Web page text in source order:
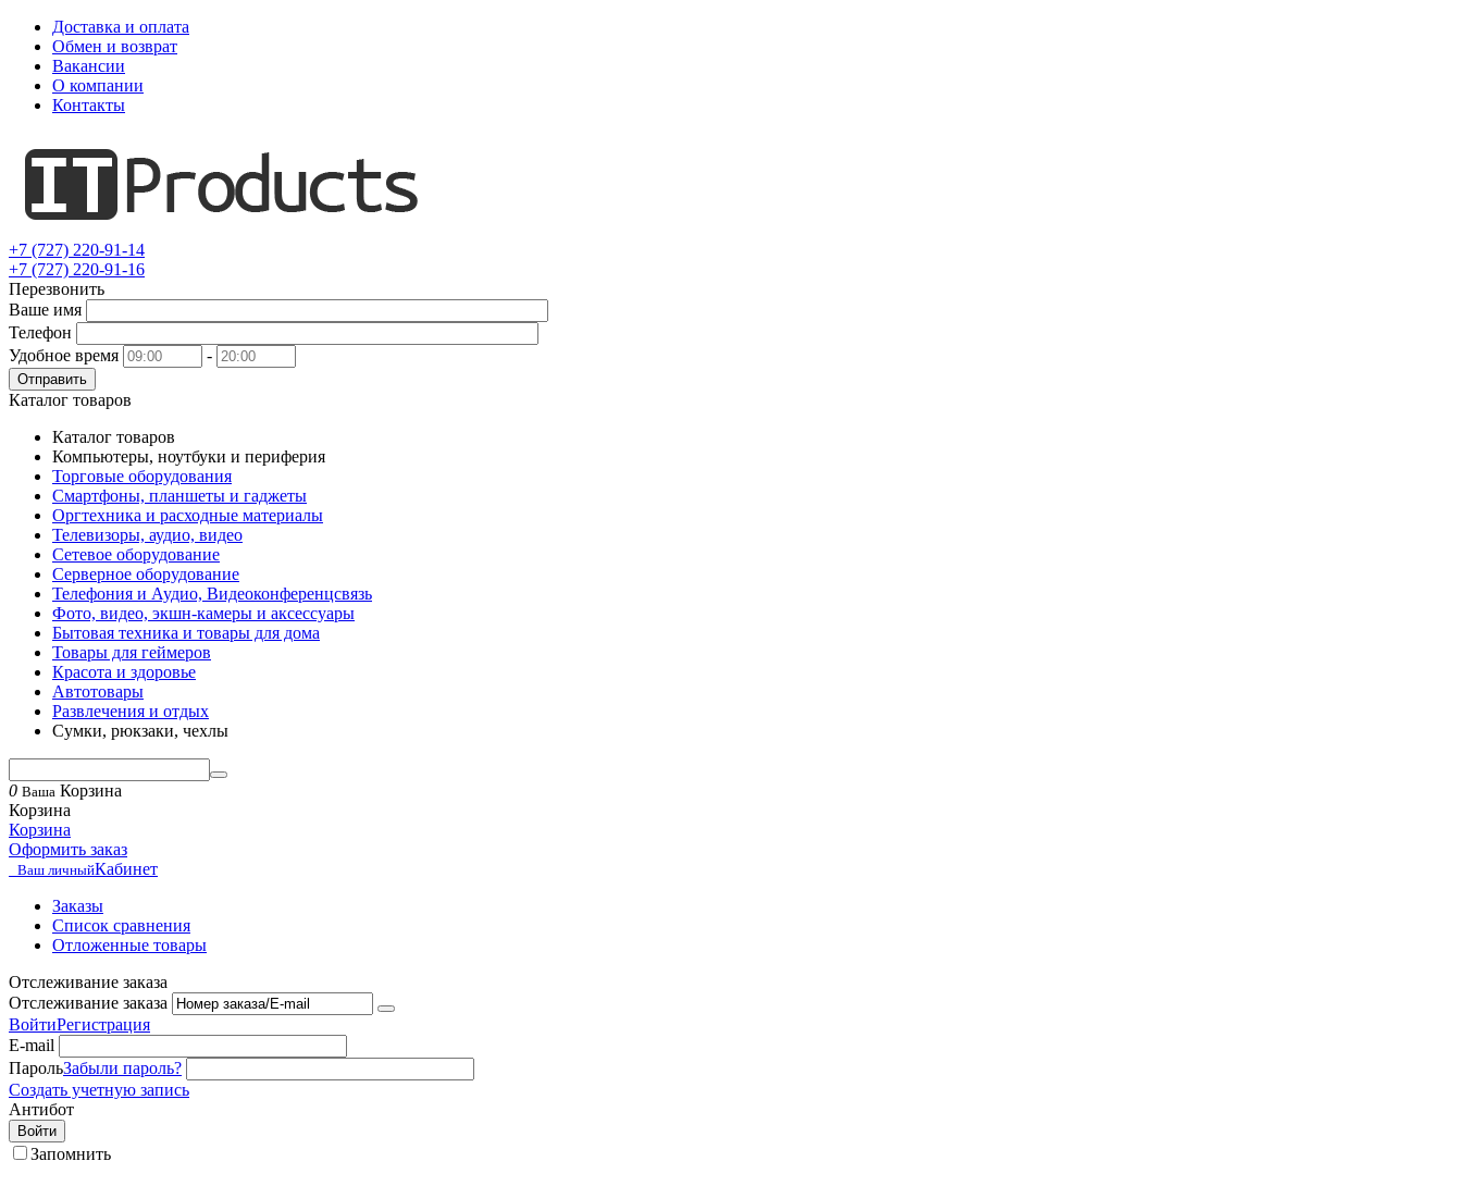
Доставка и оплата
Обмен и возврат
Вакансии
О компании
Контакты
+7 (727) 220-91-14
+7 (727) 220-91-16
Перезвонить
Ваше имя
Телефон
Удобное время
-
Отправить
Каталог товаров
Каталог товаров
Компьютеры, ноутбуки и периферия
Торговые оборудования
Смартфоны, планшеты и гаджеты
Оргтехника и расходные материалы
Телевизоры, аудио, видео
Сетевое оборудование
Серверное оборудование
Телефония и Аудио, Видеоконференцсвязь
Фото, видео, экшн-камеры и аксессуары
Бытовая техника и товары для дома
Товары для геймеров
Красота и здоровье
Автотовары
Развлечения и отдых
Сумки, рюкзаки, чехлы
0 Ваша Корзина
Корзина
Корзина
Оформить заказ
Ваш личныйКабинет
Заказы
Список сравнения
Отложенные товары
Отслеживание заказа
Отслеживание заказа
ВойтиРегистрация
E-mail
ПарольЗабыли пароль?
Создать учетную запись
Антибот
Войти
Запомнить